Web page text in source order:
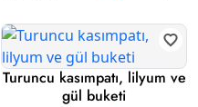
Turuncu kasımpatı, lilyum ve
gül buketi